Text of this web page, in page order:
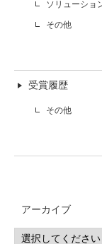
ソリューショ
その他
受賞履歴
その他
アーカイブ